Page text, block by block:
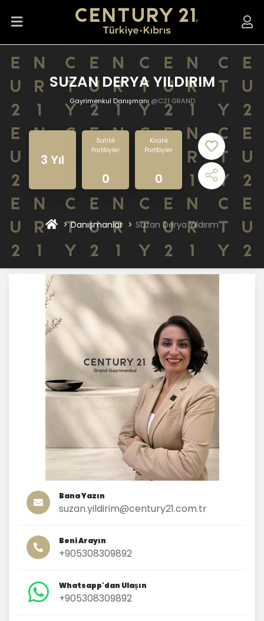
SUZAN DERYA YILDIRIM
Gayrimenkul Danışmanı @C21 GRAND
3 Yıl
Satılık
Portföyler
0
Kiralık
Portföyler
0
Danışmanlar Suzan Derya Yıldırım
Bana Yazın
suzan.yildirim@century21.com.tr
Beni Arayın
+905308309892
Whatsapp'dan Ulaşın
+905308309892